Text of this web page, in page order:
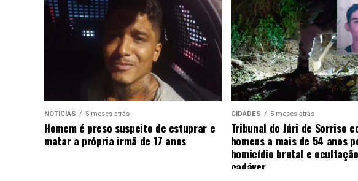
NOTÍCIAS 5 meses atrás
Homem é preso suspeito de estuprar e
matar a própria irmã de 17 anos
CIDADES 5 meses atrás
Tribunal do Júri de Sorriso
homens a mais de 54 anos
homicídio brutal e
cadáver